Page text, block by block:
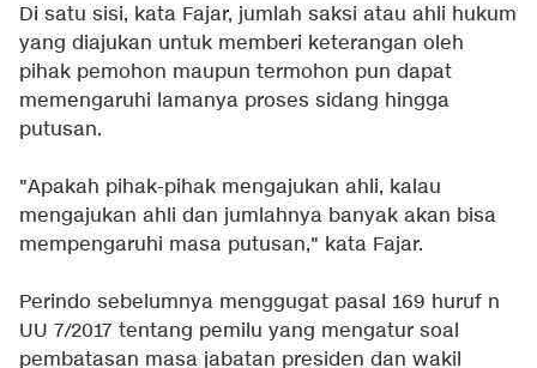
Di satu sisi, kata Fajar, jumlah saksi atau ahli hukum
yang diajukan untuk memberi keterangan oleh
pihak pemohon maupun termohon pun dapat
memengaruhi lamanya proses sidang hingga
putusan.
"Apakah pihak-pihak mengajukan ahli, kalau
mengajukan ahli dan jumlahnya banyak akan bisa
mempengaruhi masa putusan," kata Fajar.
Perindo sebelumnya menggugat pasal 169 huruf n
UU 7/2017 tentang pemilu yang mengatur soal
pembatasan masa jabatan presiden dan wakil